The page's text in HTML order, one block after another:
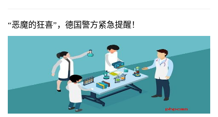
“恶魔的狂喜”，德国警方紧急提醒！